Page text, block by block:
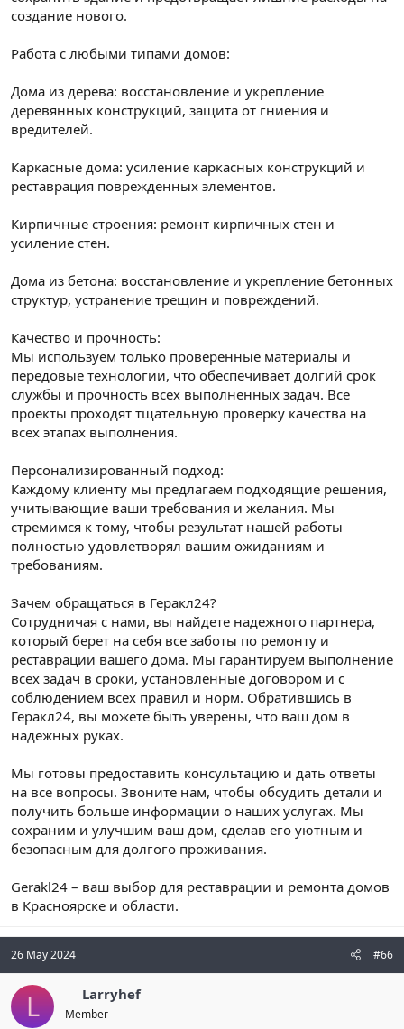
создание нового.
Работа с любыми типами домов:
Дома из дерева: восстановление и укрепление
деревянных конструкций, защита от гниения и
вредителей.
Каркасные дома: усиление каркасных конструкций и
реставрация поврежденных элементов.
Кирпичные строения: ремонт кирпичных стен и
усиление стен.
Дома из бетона: восстановление и укрепление бетонных
структур, устранение трещин и повреждений.
Качество и прочность:
Мы используем только проверенные материалы и
передовые технологии, что обеспечивает долгий срок
службы и прочность всех выполненных задач. Все
проекты проходят тщательную проверку качества на
всех этапах выполнения.
Персонализированный подход:
Каждому клиенту мы предлагаем подходящие решения,
учитывающие ваши требования и желания. Мы
стремимся к тому, чтобы результат нашей работы
полностью удовлетворял вашим ожиданиям и
требованиям.
Зачем обращаться в Геракл24?
Сотрудничая с нами, вы найдете надежного партнера,
который берет на себя все заботы по ремонту и
реставрации вашего дома. Мы гарантируем выполнение
всех задач в сроки, установленные договором и с
соблюдением всех правил и норм. Обратившись в
Геракл24, вы можете быть уверены, что ваш дом в
надежных руках.
Мы готовы предоставить консультацию и дать ответы
на все вопросы. Звоните нам, чтобы обсудить детали и
получить больше информации о наших услугах. Мы
сохраним и улучшим ваш дом, сделав его уютным и
безопасным для долгого проживания.
Gerakl24 – ваш выбор для реставрации и ремонта домов
в Красноярске и области.
26 May 2024 #66
L Larryhef
Member